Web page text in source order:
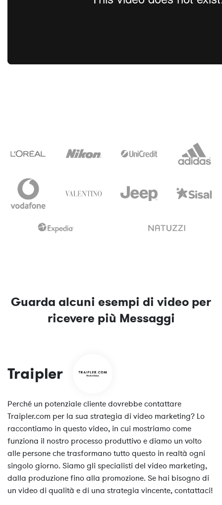
Guarda alcuni esempi di video per
ricevere più Messaggi
Traipler
Perché un potenziale cliente dovrebbe contattare
Traipler.com per la sua strategia di video marketing? Lo
raccontiamo in questo video, in cui mostriamo come
funziona il nostro processo produttivo e diamo un volto
alle persone che trasformano tutto questo in realtà ogni
singolo giorno. Siamo gli specialisti del video marketing,
dalla produzione fino alla promozione. Se hai bisogno di
un video di qualità e di una strategia vincente, contattaci!